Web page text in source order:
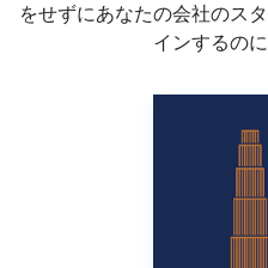
をせずにあなたの会社のス
インするの